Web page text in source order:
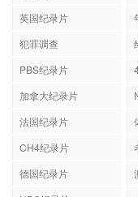
英国纪录片
犯罪调查
PBS纪录片
加拿大纪录片
法国纪录片
CH4纪录片
德国纪录片